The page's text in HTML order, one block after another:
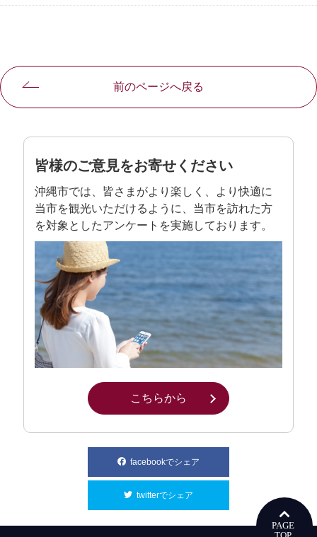
前のページへ戻る
皆様のご意見をお寄せください
沖縄市では、皆さまがより楽しく、より快適に
当市を観光いただけるように、当市を訪れた方
を対象としたアンケートを実施しております。
こちらから 別ウィンドウで開きます
facebookでシェア
twitterでシェア 別ウィンドウで開きます